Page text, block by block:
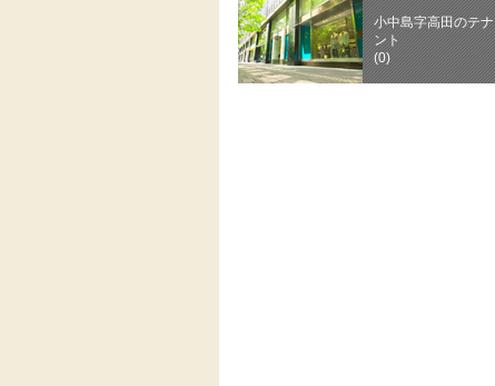
小中島字高田のテナ
ント
(0)